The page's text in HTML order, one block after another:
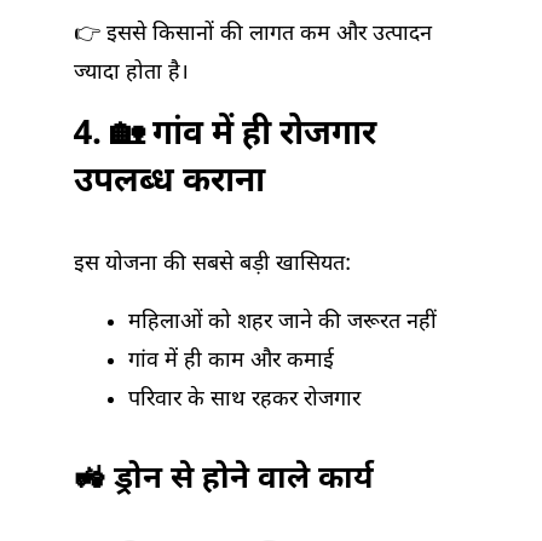
👉 इससे किसानों की लागत कम और उत्पादन
ज्यादा होता है।
4. 🏡 गांव में ही रोजगार
उपलब्ध कराना
इस योजना की सबसे बड़ी खासियत:
महिलाओं को शहर जाने की जरूरत नहीं
गांव में ही काम और कमाई
परिवार के साथ रहकर रोजगार
🚜 ड्रोन से होने वाले कार्य